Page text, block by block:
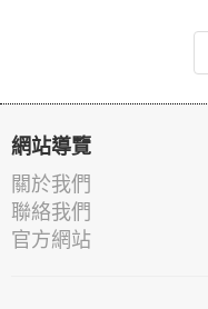
網站導覽
關於我們
聯絡我們
官方網站